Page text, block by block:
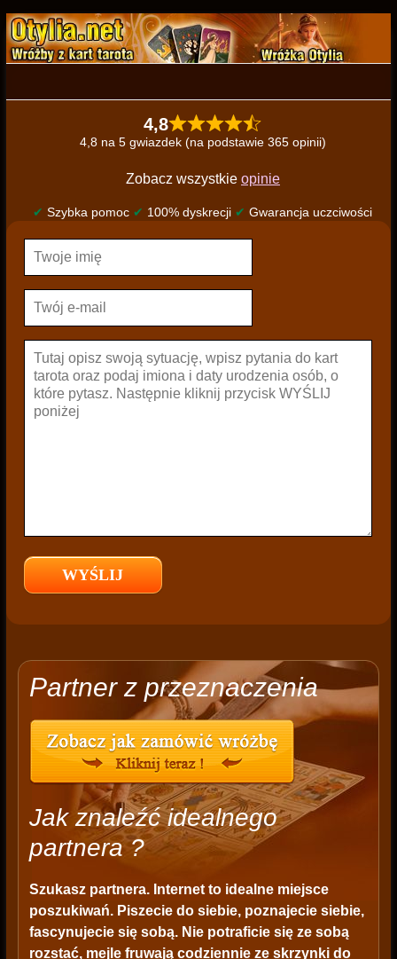
4,8
4,8 na 5 gwiazdek (na podstawie 365 opinii)
Zobacz wszystkie opinie
✔ Szybka pomoc ✔ 100% dyskrecji ✔ Gwarancja uczciwości
Partner z przeznaczenia
Jak znaleźć idealnego
partnera ?
Szukasz partnera. Internet to idealne miejsce
poszukiwań. Piszecie do siebie, poznajecie siebie,
fascynujecie się sobą. Nie potraficie się ze sobą
rozstać, mejle fruwają codziennie ze skrzynki do